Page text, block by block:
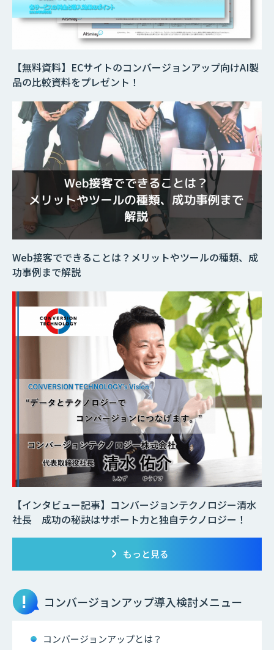
【無料資料】ECサイトのコンバージョンアップ向けAI製
品の比較資料をプレゼント！
【インタビュー記事】コンバージョンテクノロジー清水
社長 成功の秘訣はサポート力と独自テクノロジー！
Web接客でできることは？メリットやツールの種類、成
功事例まで解説
もっと見る
コンバージョンアップ導入検討メニュー
コンバージョンアップとは？